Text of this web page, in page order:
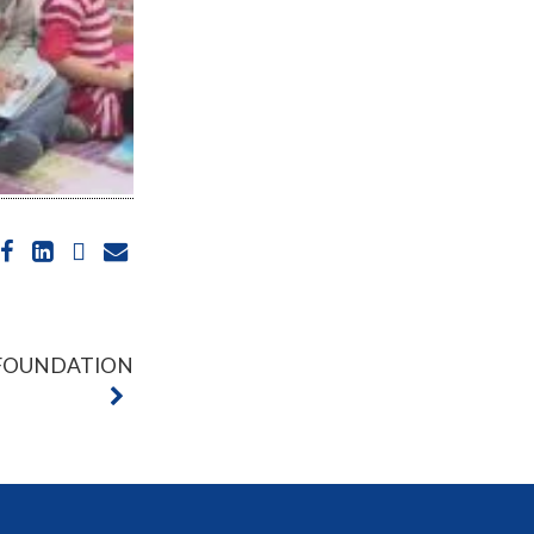
Personnalisez vos préférences pour contrôler la manière dont